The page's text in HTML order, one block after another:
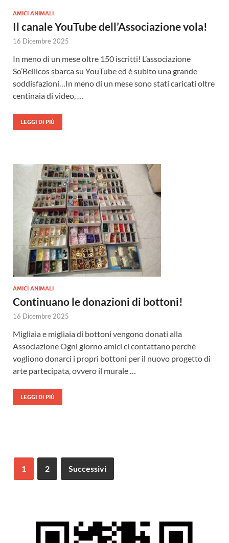
AMICI ANIMALI
Il canale YouTube dell’Associazione vola!
16 Dicembre 2025
In meno di un mese oltre 150 iscritti! L’associazione
So’Bellicos sbarca su YouTube ed è subito una grande
soddisfazioni…In meno di un mese sono stati caricati oltre
centinaia di video, …
LEGGI DI PIÙ
AMICI ANIMALI
Continuano le donazioni di bottoni!
16 Dicembre 2025
Migliaia e migliaia di bottoni vengono donati alla
Associazione Ogni giorno amici ci contattano perchè
vogliono donarci i propri bottoni per il nuovo progetto di
arte partecipata, ovvero il murale …
LEGGI DI PIÙ
1 2 Successivi